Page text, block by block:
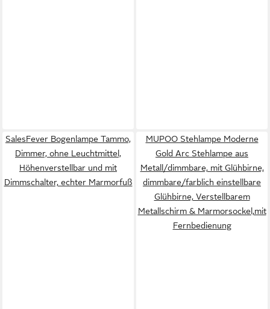
SalesFever Bogenlampe Tammo,
Dimmer, ohne Leuchtmittel,
Höhenverstellbar und mit
Dimmschalter, echter Marmorfuß
MUPOO Stehlampe Moderne
Gold Arc Stehlampe aus
Metall/dimmbare, mit Glühbirne,
dimmbare/farblich einstellbare
Glühbirne, Verstellbarem
Metallschirm & Marmorsockel,mit
Fernbedienung